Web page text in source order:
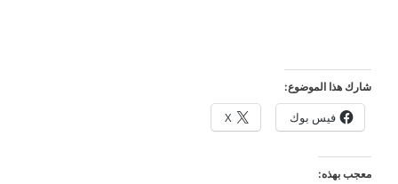
شارك هذا الموضوع:
فيس بوك X
معجب بهذه: